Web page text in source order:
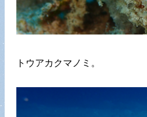
トウアカクマノミ。